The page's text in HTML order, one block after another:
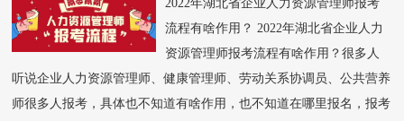
2022年湖北省企业人力资源管理师报考
流程有啥作用？ 2022年湖北省企业人力
资源管理师报考流程有啥作用？很多人
听说企业人力资源管理师、健康管理师、劳动关系协调员、公共营养
师很多人报考，具体也不知道有啥作用，也不知道在哪里报名，报考